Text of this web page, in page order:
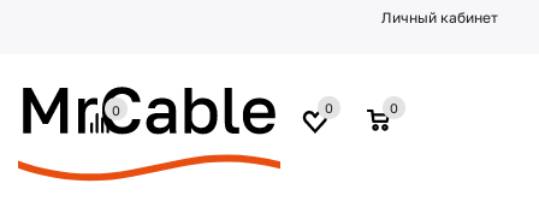
Личный кабинет
0
0
0